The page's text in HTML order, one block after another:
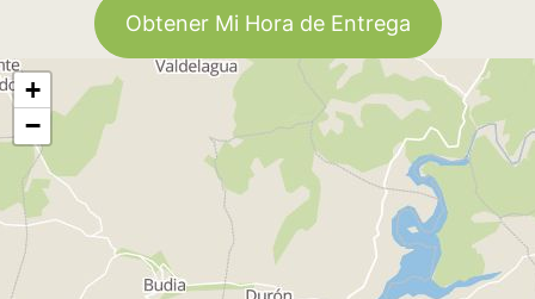
Obtener Mi Hora de Entrega
+
−